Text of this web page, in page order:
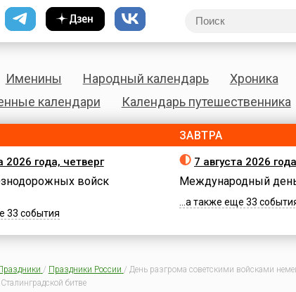
Именины Народный календарь Хроника
календари
Календарь путешественника
2026 года, четверг
войск
33 события
ЗАВТРА
7 августа 2026
Международный
...а также еще 33
/ Праздники России / День разгрома советскими войсками
битве